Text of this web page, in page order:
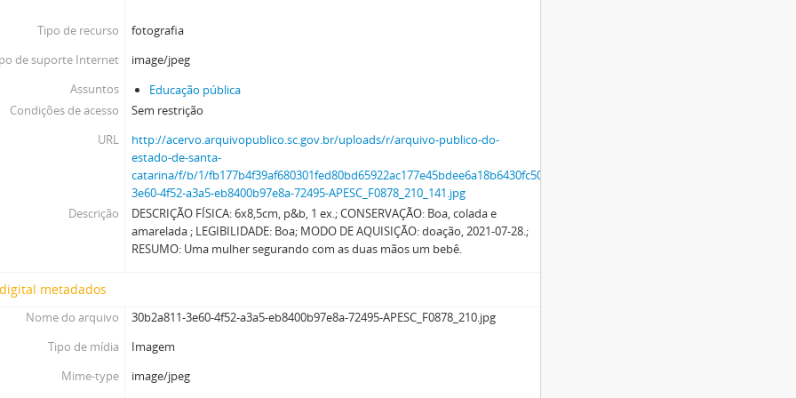
Tipo de recurso
fotografia
de suporte Internet
image/jpeg
Assuntos
Educação pública
Condições de acesso
Sem restrição
URL
http://acervo.arquivopublico.sc.gov.br/uploads/r/arquivo-publico-do-
estado-de-santa-
catarina/f/b/1/fb177b4f39af680301fed80bd65922ac177e45bdee6a18b6430fc50769fe8053/30b2a811-
3e60-4f52-a3a5-eb8400b97e8a-72495-APESC_F0878_210_141.jpg
Descrição
DESCRIÇÃO FÍSICA: 6x8,5cm, p&b, 1 ex.; CONSERVAÇÃO: Boa, colada e
amarelada ; LEGIBILIDADE: Boa; MODO DE AQUISIÇÃO: doação, 2021-07-28.;
RESUMO: Uma mulher segurando com as duas mãos um bebê.
metadados
Nome do arquivo
30b2a811-3e60-4f52-a3a5-eb8400b97e8a-72495-APESC_F0878_210.jpg
Tipo de mídia
Imagem
Mime-type
image/jpeg